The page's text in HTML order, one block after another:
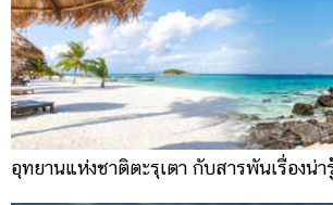
อุทยานแห่งชาติตะรุเตา กับสารพันเรื่องน่า